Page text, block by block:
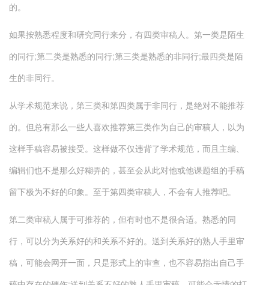
的。
如果按熟悉程度和研究同行来分，有四类审稿人。第一类是陌生
的同行;第二类是熟悉的同行;第三类是熟悉的非同行;最四类是陌
生的非同行。
从学术规范来说，第三类和第四类属于非同行，是绝对不能推荐
的。但总有那么一些人喜欢推荐第三类作为自己的审稿人，以为
这样手稿容易被接受。这样做不仅违背了学术规范，而且主编、
编辑们也不是那么好糊弄的，甚至会从此对他或他课题组的手稿
留下极为不好的印象。至于第四类审稿人，不会有人推荐吧。
第二类审稿人属于可推荐的，但有时也不是很合适。熟悉的同
行，可以分为关系好的和关系不好的。送到关系好的熟人手里审
稿，可能会网开一面，只是形式上的审查，也不容易指出自己手